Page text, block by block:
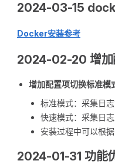
2024-03-15
Docker安装参考
2024-02-20 增加
增加配置项切换标准模
标准模式：采集日
快速模式：采集日
安装过程中可以根
2024-01-31 功能